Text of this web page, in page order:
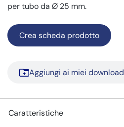
per tubo da Ø 25 mm.
Crea scheda prodotto
Aggiungi ai miei download
Caratteristiche